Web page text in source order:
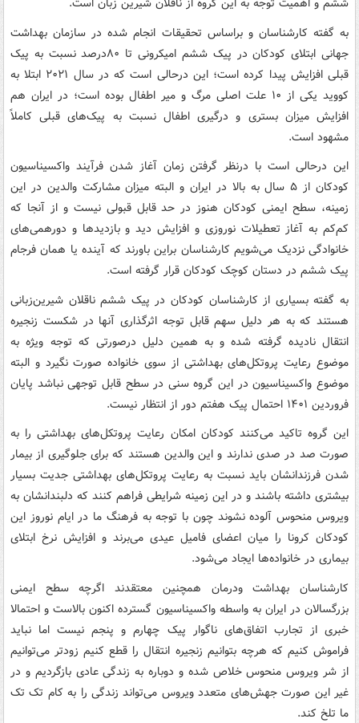
به گفته کارشناسان و براساس تحقیقات انجام شده در سازمان بهداشت
جهانی ابتلای کودکان در پیک ششم امیکرونی تا ۸۰درصد نسبت به پیک
قبلی افزایش پیدا کرده است؛ این درحالی است که در سال ۲۰۲۱ ابتلا به
کووید یکی از ۱۰ علت اصلی مرگ و میر اطفال بوده است؛ در ایران هم
افزایش میزان بستری و درگیری اطفال نسبت به پیک‌های قبلی کاملاً
مشهود است.
این درحالی است با درنظر گرفتن زمان آغاز شدن فرآیند واکسیناسیون
کودکان از ۵ سال به بالا در ایران و البته میزان مشارکت والدین در این
زمینه، سطح ایمنی کودکان هنوز در حد قابل قبولی نیست و از آنجا که
کم‌کم به آغاز تعطیلات نوروزی و افزایش دید و بازدیدها و دورهمی‌های
خانوادگی نزدیک می‌شویم کارشناسان براین باورند که آینده یا همان فرجام
پیک ششم در دستان کوچک کودکان قرار گرفته است.
به گفته بسیاری از کارشناسان کودکان در پیک ششم ناقلان شیرین‌زبانی
هستند که به هر دلیل سهم قابل توجه اثرگذاری آنها در شکست زنجیره
انتقال نادیده گرفته شده و به همین دلیل درصورتی که توجه ویژه به
موضوع رعایت پروتکل‌های بهداشتی از سوی خانواده صورت نگیرد و البته
موضوع واکسیناسیون در این گروه سنی در سطح قابل توجهی نباشد پایان
فروردین ۱۴۰۱ احتمال پیک هفتم دور از انتظار نیست.
این گروه تاکید می‌کنند کودکان امکان رعایت پروتکل‌های بهداشتی را به
صورت صد در صدی ندارند و این والدین هستند که برای جلوگیری از بیمار
شدن فرزندانشان باید نسبت به رعایت پروتکل‌های بهداشتی جدیت بسیار
بیشتری داشته باشند و در این زمینه شرایطی فراهم کنند که دلبندانشان به
ویروس منحوس آلوده نشوند چون با توجه به فرهنگ ما در ایام نوروز این
کودکان کرونا را میان اعضای فامیل عیدی می‌برند و افزایش نرخ ابتلای
بیماری در خانواده‌ها ایجاد می‌شود.
کارشناسان بهداشت ودرمان همچنین معتقدند اگرچه سطح ایمنی
بزرگسالان در ایران به واسطه واکسیناسیون گسترده اکنون بالاست و احتمالا
خبری از تجارب اتفاق‌های ناگوار پیک چهارم و پنجم نیست اما نباید
فراموش کنیم که هرچه بتوانیم زنجیره انتقال را قطع کنیم زودتر می‌توانیم
از شر ویروس منحوس خلاص شده و دوباره به زندگی عادی بازگردیم و در
غیر این صورت جهش‌های متعدد ویروس می‌تواند زندگی را به کام تک تک
ما تلخ کند.